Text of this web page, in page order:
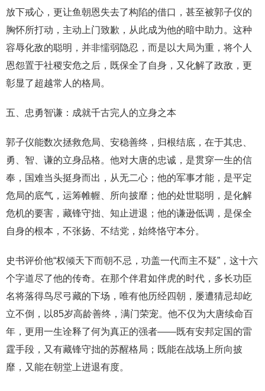
放下戒心，更让鱼朝恩失去了构陷的借口，甚至被郭子仪的
胸怀所打动，主动上门致歉，从此成为他的暗中助力。这种
容辱化敌的聪明，并非懦弱隐忍，而是以大局为重，将个人
恩怨置于社稷安危之后，既保全了自身，又化解了政敌，更
彰显了超越常人的格局。
五、忠勇智谦：成就千古完人的立身之本
郭子仪能数次拯救危局、安稳善终，归根结底，在于其忠、
勇、智、谦的立身品格。他对大唐的忠诚，是贯穿一生的信
奉，国难当头挺身而出，从无二心；他的军事才能，是平定
危局的底气，运筹帷幄、所向披靡；他的处世聪明，是化解
危机的要害，藏锋守拙、知止进退；他的谦逊低调，是保全
自身的根本，不张扬、不结党，始终恪守本分。
史书评价他“权倾天下而朝不忌，功盖一代而主不疑”，这十六
个字道尽了他的传奇。在那个伴君如伴虎的时代，多长功臣
名将落得鸟尽弓藏的下场，唯有他历经四朝，屡遭猜忌却屹
立不倒，以85岁高龄善终，满门荣宠。他不仅为大唐续命百
年，更用一生诠释了何为真正的强者——既有安邦定国的雷
霆手段，又有藏锋守拙的苏醒格局；既能在战场上所向披
靡，又能在朝堂上进退有度。